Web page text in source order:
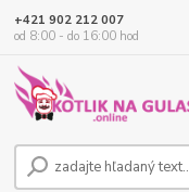
+421 902 212 007
od 8:00 - do 16:00 hod